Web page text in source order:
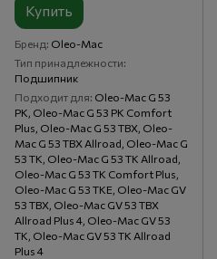
Купить
Бренд Oleo-Mac
Тип принадлежности
Подшипник
Подходит для Oleo-Mac G 53
PK, Oleo-Mac G 53 PK Comfort
Plus, Oleo-Mac G 53 TBX, Oleo-
Mac G 53 TBX Allroad, Oleo-Mac G
53 TK, Oleo-Mac G 53 TK Allroad,
Oleo-Mac G 53 TK Comfort Plus,
Oleo-Mac G 53 TKE, Oleo-Mac GV
53 TBX, Oleo-Mac GV 53 TBX
Allroad Plus 4, Oleo-Mac GV 53
TK, Oleo-Mac GV 53 TK Allroad
Plus 4